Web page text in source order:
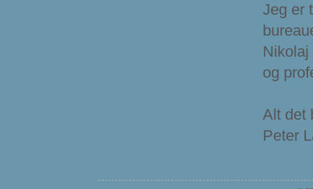
Jeg er
og
Alt det
Peter